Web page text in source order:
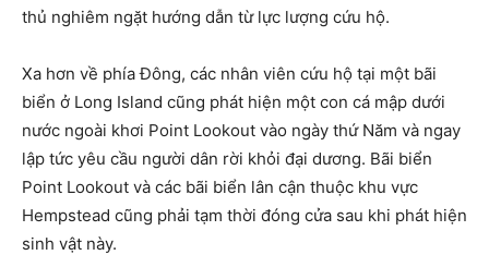
thủ nghiêm ngặt hướng dẫn từ lực lượng cứu hộ.
Xa hơn về phía Đông, các nhân viên cứu hộ tại một bãi
biển ở Long Island cũng phát hiện một con cá mập dưới
nước ngoài khơi Point Lookout vào ngày thứ Năm và ngay
lập tức yêu cầu người dân rời khỏi đại dương. Bãi biển
Point Lookout và các bãi biển lân cận thuộc khu vực
Hempstead cũng phải tạm thời đóng cửa sau khi phát hiện
sinh vật này.